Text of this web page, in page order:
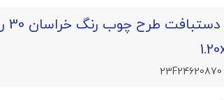
23F24620870